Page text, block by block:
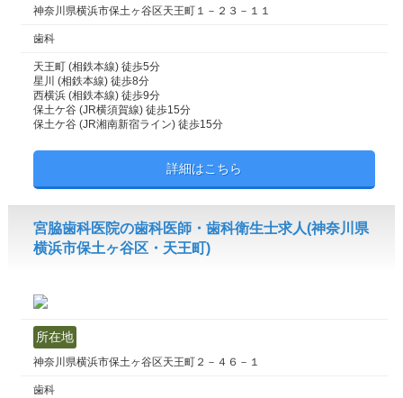
神奈川県横浜市保土ヶ谷区天王町１－２３－１１
歯科
天王町 (相鉄本線) 徒歩5分
星川 (相鉄本線) 徒歩8分
西横浜 (相鉄本線) 徒歩9分
保土ケ谷 (JR横須賀線) 徒歩15分
保土ケ谷 (JR湘南新宿ライン) 徒歩15分
詳細はこちら
宮脇歯科医院の歯科医師・歯科衛生士求人(神奈川県
横浜市保土ヶ谷区・天王町)
所在地
神奈川県横浜市保土ヶ谷区天王町２－４６－１
歯科